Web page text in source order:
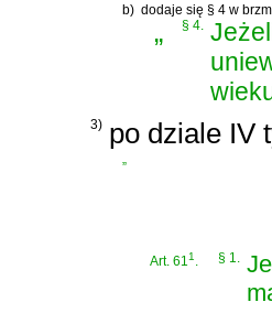
b) dodaje się § 4 w
„ § 4.
3) po dziale IV
„
Art. 611 . § 1.